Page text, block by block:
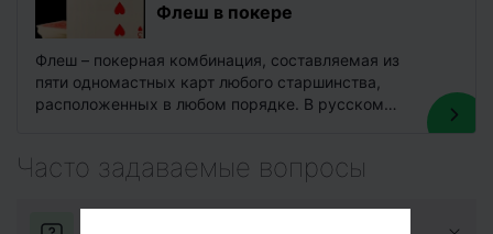
Флеш в покере
Флеш – покерная комбинация, составляемая из
пяти одномастных карт любого старшинства,
расположенных в любом порядке. В русском
Часто задаваемые вопросы